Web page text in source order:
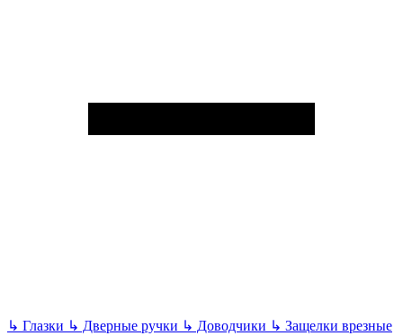
↳ Глазки ↳ Дверные ручки ↳ Доводчики ↳ Защелки врезные